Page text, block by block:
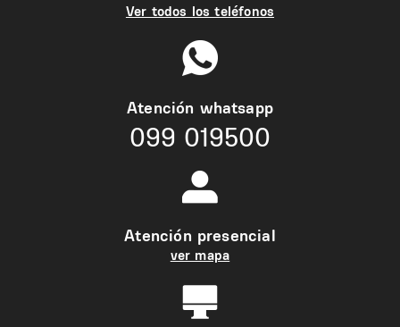
Ver todos los teléfonos
Atención whatsapp
099 019500
Atención presencial
ver mapa